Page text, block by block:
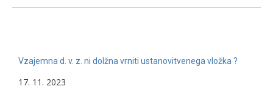
Vzajemna d. v. z. ni dolžna vrniti ustanovitvenega vložka ?
17. 11. 2023